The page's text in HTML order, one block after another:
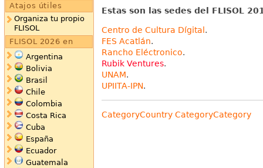
Atajos útiles
Organiza tu propio
FLISOL
FLISOL 2026 en
Argentina
Bolivia
Brasil
Chile
Colombia
Costa Rica
Cuba
España
Ecuador
Guatemala
Estas son las sedes del FLISOL
Centro de Cultura Dígital .
FES Acatlán.
Rancho Eléctronico.
Rubik Ventures.
UNAM.
UPIITA-IPN.
CategoryCountry CategoryCategory